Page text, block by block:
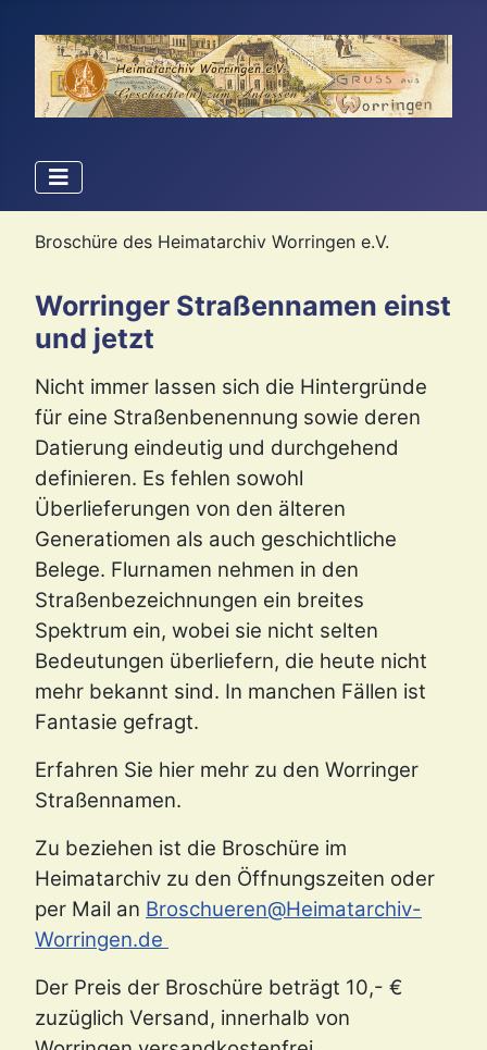
Broschüre des Heimatarchiv Worringen e.V.
Worringer Straßennamen einst
und jetzt
Nicht immer lassen sich die Hintergründe
für eine Straßenbenennung sowie deren
Datierung eindeutig und durchgehend
definieren. Es fehlen sowohl
Überlieferungen von den älteren
Generatiomen als auch geschichtliche
Belege. Flurnamen nehmen in den
Straßenbezeichnungen ein breites
Spektrum ein, wobei sie nicht selten
Bedeutungen überliefern, die heute nicht
mehr bekannt sind. In manchen Fällen ist
Fantasie gefragt.
Erfahren Sie hier mehr zu den Worringer
Straßennamen.
Zu beziehen ist die Broschüre im
Heimatarchiv zu den Öffnungszeiten oder
per Mail an Broschueren@Heimatarchiv-
Worringen.de
Der Preis der Broschüre beträgt 10,- €
zuzüglich Versand, innerhalb von